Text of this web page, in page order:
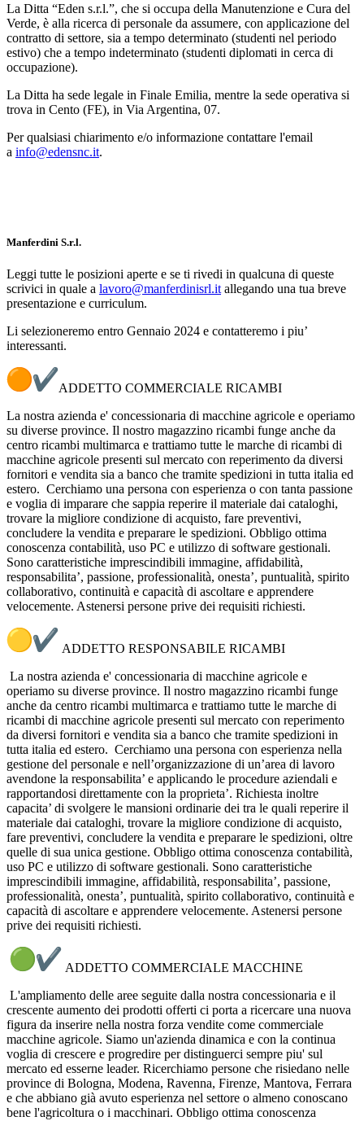
La Ditta “Eden s.r.l.”, che si occupa della Manutenzione e Cura del
Verde, è alla ricerca di personale da assumere, con applicazione del
contratto di settore, sia a tempo determinato (studenti nel periodo
estivo) che a tempo indeterminato (studenti diplomati in cerca di
occupazione).
La Ditta ha sede legale in Finale Emilia, mentre la sede operativa si
trova in Cento (FE), in Via Argentina, 07.
Per qualsiasi chiarimento e/o informazione contattare l'email
a info@edensnc.it.
Manferdini S.r.l.
Leggi tutte le posizioni aperte e se ti rivedi in qualcuna di queste
scrivici in quale a lavoro@manferdinisrl.it allegando una tua breve
presentazione e curriculum.
Li selezioneremo entro Gennaio 2024 e contatteremo i piu’
interessanti.
ADDETTO COMMERCIALE RICAMBI
La nostra azienda e' concessionaria di macchine agricole e operiamo
su diverse province. Il nostro magazzino ricambi funge anche da
centro ricambi multimarca e trattiamo tutte le marche di ricambi di
macchine agricole presenti sul mercato con reperimento da diversi
fornitori e vendita sia a banco che tramite spedizioni in tutta italia ed
estero. Cerchiamo una persona con esperienza o con tanta passione
e voglia di imparare che sappia reperire il materiale dai cataloghi,
trovare la migliore condizione di acquisto, fare preventivi,
concludere la vendita e preparare le spedizioni. Obbligo ottima
conoscenza contabilità, uso PC e utilizzo di software gestionali.
Sono caratteristiche imprescindibili immagine, affidabilità,
responsabilita’, passione, professionalità, onesta’, puntualità, spirito
collaborativo, continuità e capacità di ascoltare e apprendere
velocemente. Astenersi persone prive dei requisiti richiesti.
ADDETTO RESPONSABILE RICAMBI
La nostra azienda e' concessionaria di macchine agricole e
operiamo su diverse province. Il nostro magazzino ricambi funge
anche da centro ricambi multimarca e trattiamo tutte le marche di
ricambi di macchine agricole presenti sul mercato con reperimento
da diversi fornitori e vendita sia a banco che tramite spedizioni in
tutta italia ed estero. Cerchiamo una persona con esperienza nella
gestione del personale e nell’organizzazione di un’area di lavoro
avendone la responsabilita’ e applicando le procedure aziendali e
rapportandosi direttamente con la proprieta’. Richiesta inoltre
capacita’ di svolgere le mansioni ordinarie dei tra le quali reperire il
materiale dai cataloghi, trovare la migliore condizione di acquisto,
fare preventivi, concludere la vendita e preparare le spedizioni, oltre
quelle di sua unica gestione. Obbligo ottima conoscenza contabilità,
uso PC e utilizzo di software gestionali. Sono caratteristiche
imprescindibili immagine, affidabilità, responsabilita’, passione,
professionalità, onesta’, puntualità, spirito collaborativo, continuità e
capacità di ascoltare e apprendere velocemente. Astenersi persone
prive dei requisiti richiesti.
ADDETTO COMMERCIALE MACCHINE
L'ampliamento delle aree seguite dalla nostra concessionaria e il
crescente aumento dei prodotti offerti ci porta a ricercare una nuova
figura da inserire nella nostra forza vendite come commerciale
macchine agricole. Siamo un'azienda dinamica e con la continua
voglia di crescere e progredire per distinguerci sempre piu' sul
mercato ed esserne leader. Ricerchiamo persone che risiedano nelle
province di Bologna, Modena, Ravenna, Firenze, Mantova, Ferrara
e che abbiano già avuto esperienza nel settore o almeno conoscano
bene l'agricoltura o i macchinari. Obbligo ottima conoscenza